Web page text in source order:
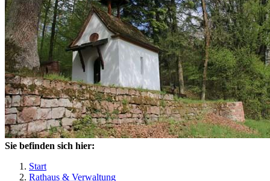
Sie befinden sich hier:
Start
Rathaus & Verwaltung